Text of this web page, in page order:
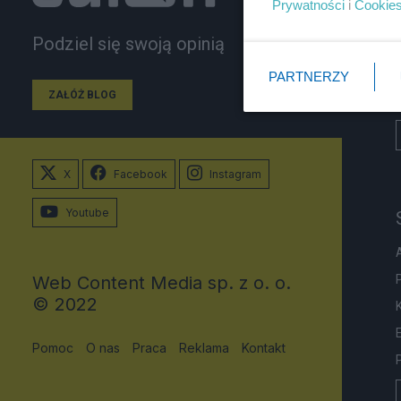
Podziel się swoją opinią
ZAŁÓŻ BLOG
X Facebook Instagram
Youtube
Web Content Media sp. z o. o.
© 2022
Pomoc O nas Praca Reklama Kontakt
Prywatności i Cookies
PARTNERZY